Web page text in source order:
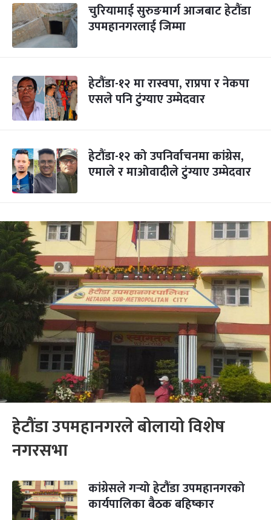
चुरियामाई सुरुङमार्ग आजबाट हेटौंडा
उपमहानगरलाई जिम्मा
हेटौंडा-१२ मा रास्वपा, राप्रपा र नेकपा
एसले पनि टुंग्याए उम्मेदवार
हेटौंडा-१२ को उपनिर्वाचनमा कांग्रेस,
एमाले र माओवादीले टुंग्याए उम्मेदवार
हेटौंडा उपमहानगरले बोलायो विशेष
नगरसभा
कांग्रेसले गर्‍यो हेटौंडा उपमहानगरको
कार्यपालिका बैठक बहिष्कार